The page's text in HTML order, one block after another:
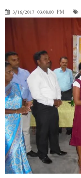
3/16/2017 03:08:00 PM